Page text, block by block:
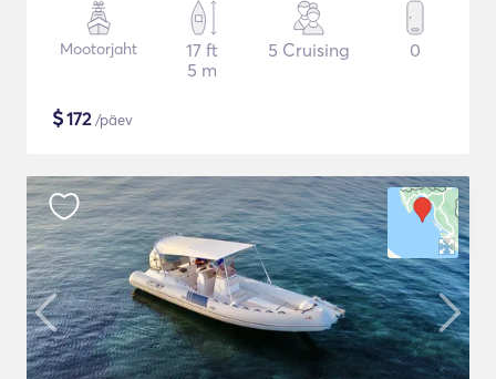
Mootorjaht
17 ft
5 m
5 Cruising 0
$172/päev